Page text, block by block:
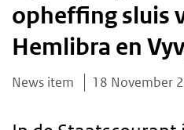
here:
opheffing sluis
Hemlibra en
News item 18 November